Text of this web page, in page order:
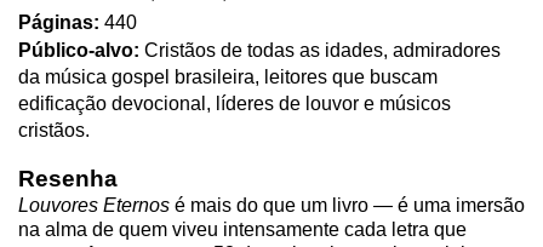
Páginas: 440
Público-alvo: Cristãos de todas as idades, admiradores
da música gospel brasileira, leitores que buscam
edificação devocional, líderes de louvor e músicos
cristãos.
Resenha
Louvores Eternos é mais do que um livro — é uma imersão
na alma de quem viveu intensamente cada letra que